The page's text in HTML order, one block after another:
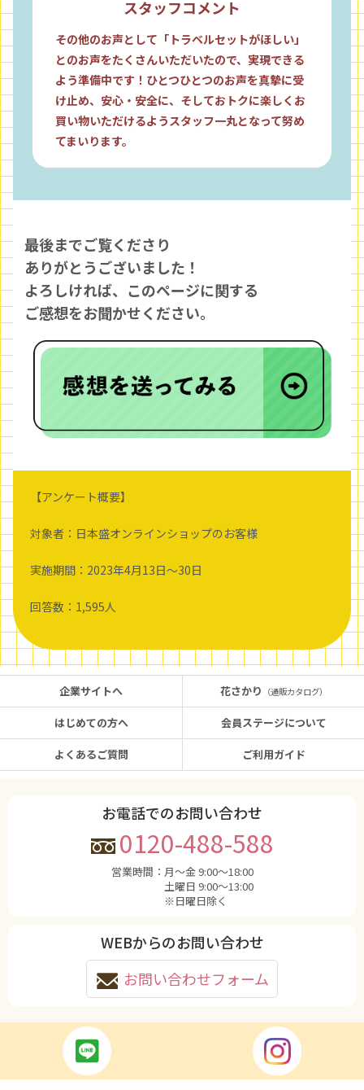
スタッフコメント
その他のお声として「トラベルセットがほしい」
とのお声をたくさんいただいたので、実現できる
よう準備中です！ひとつひとつのお声を真摯に受
け止め、安心・安全に、そしておトクに楽しくお
買い物いただけるようスタッフ一丸となって努め
てまいります。
最後までご覧くださり
ありがとうございました！
よろしければ、このページに関する
ご感想をお聞かせください。
【アンケート概要】
対象者：日本盛オンラインショップのお客様
実施期間：2023年4月13日～30日
回答数：1,595人
企業サイトへ
はじめての方へ
よくあるご質問
花さかり （通販カタログ）
会員ステージについて
ご利用ガイド
お電話でのお問い合わせ
0120-488-588
営業時間： 月〜金 9:00〜18:00
土曜日 9:00〜13:00
※日曜日除く
WEBからのお問い合わせ
お問い合わせフォーム